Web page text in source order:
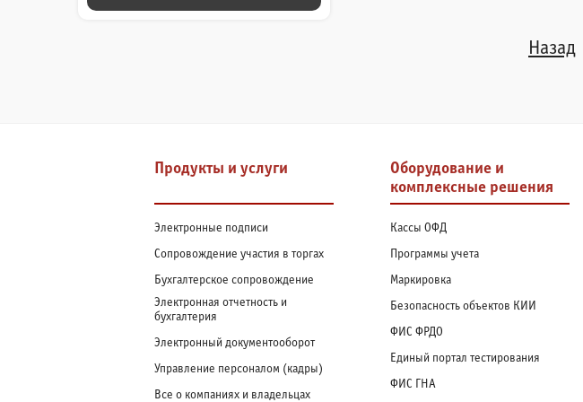
Назад
Продукты и услуги
Электронные подписи
Сопровождение участия в торгах
Бухгалтерское сопровождение
Электронная отчетность и
бухгалтерия
Электронный документооборот
Управление персоналом (кадры)
Все о компаниях и владельцах
Оборудование и
комплексные решения
Кассы ОФД
Программы учета
Маркировка
Безопасность объектов КИИ
ФИС ФРДО
Единый портал тестирования
ФИС ГНА